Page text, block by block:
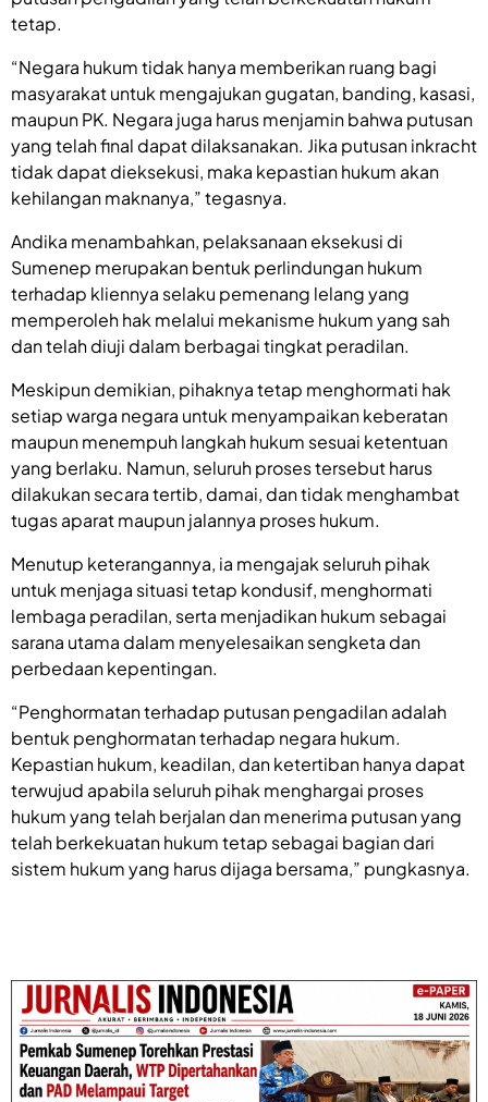
tetap.
“Negara hukum tidak hanya memberikan ruang bagi
masyarakat untuk mengajukan gugatan, banding, kasasi,
maupun PK. Negara juga harus menjamin bahwa putusan
yang telah final dapat dilaksanakan. Jika putusan inkracht
tidak dapat dieksekusi, maka kepastian hukum akan
kehilangan maknanya,” tegasnya.
Andika menambahkan, pelaksanaan eksekusi di
Sumenep merupakan bentuk perlindungan hukum
terhadap kliennya selaku pemenang lelang yang
memperoleh hak melalui mekanisme hukum yang sah
dan telah diuji dalam berbagai tingkat peradilan.
Meskipun demikian, pihaknya tetap menghormati hak
setiap warga negara untuk menyampaikan keberatan
maupun menempuh langkah hukum sesuai ketentuan
yang berlaku. Namun, seluruh proses tersebut harus
dilakukan secara tertib, damai, dan tidak menghambat
tugas aparat maupun jalannya proses hukum.
Menutup keterangannya, ia mengajak seluruh pihak
untuk menjaga situasi tetap kondusif, menghormati
lembaga peradilan, serta menjadikan hukum sebagai
sarana utama dalam menyelesaikan sengketa dan
perbedaan kepentingan.
“Penghormatan terhadap putusan pengadilan adalah
bentuk penghormatan terhadap negara hukum.
Kepastian hukum, keadilan, dan ketertiban hanya dapat
terwujud apabila seluruh pihak menghargai proses
hukum yang telah berjalan dan menerima putusan yang
telah berkekuatan hukum tetap sebagai bagian dari
sistem hukum yang harus dijaga bersama,” pungkasnya.